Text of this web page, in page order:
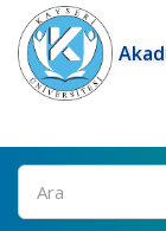
Ara